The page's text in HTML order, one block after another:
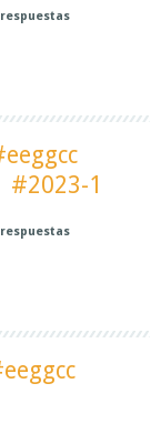
respuestas
#2023-1
respuestas